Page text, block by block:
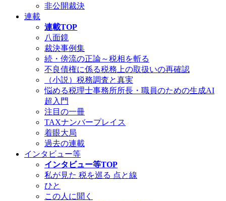
非公開裁決
連載
連載TOP
八面鏡
裁決事例集
続・傍流の正論～税相を斬る
不良債権に係る税務上の取扱いの再確認
（小説）税務調査と真実
悩める税理士事務所所長・職員のための生成AI
超入門
注目の一冊
TAXナンバープレイス
着眼大局
過去の連載
インタビュー等
インタビュー等TOP
私が見た 税を巡る 点と線
ひと
この人に聞く